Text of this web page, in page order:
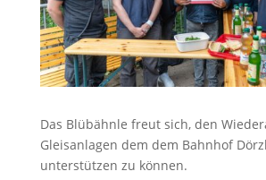
Das Blübähnle freut sich, den
Gleisanlagen dem dem Bahnhof
unterstützen zu können.